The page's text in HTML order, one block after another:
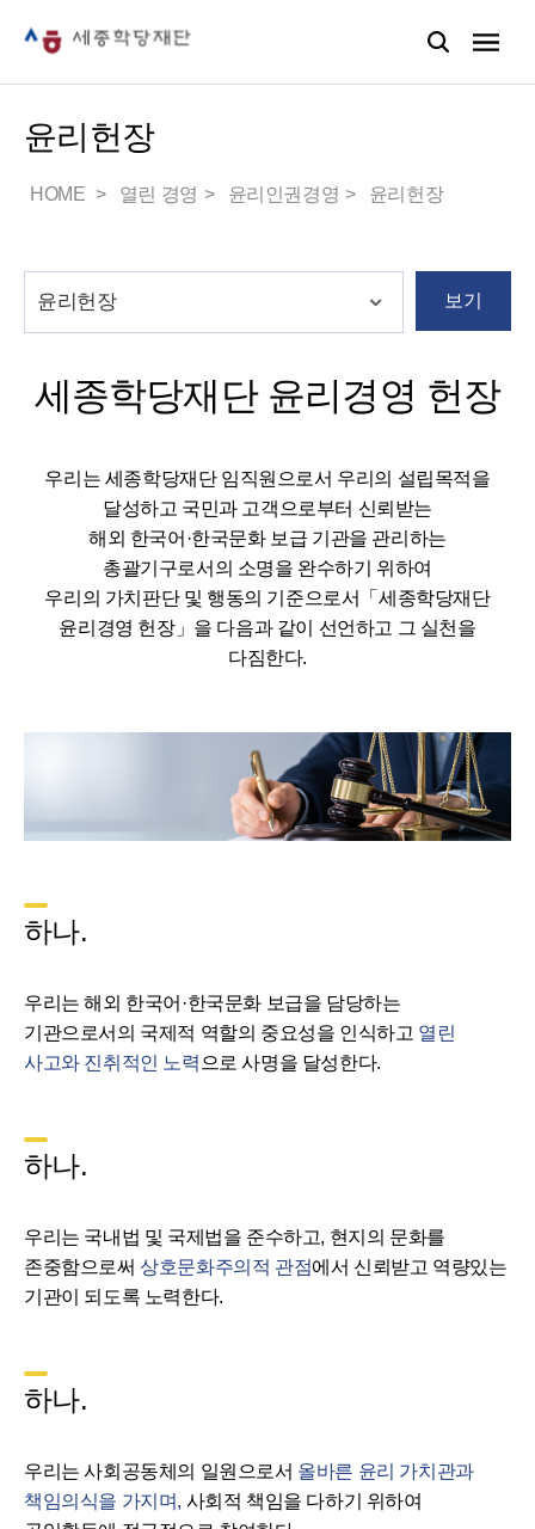
윤리헌장
HOME 열린 경영 윤리인권경영 윤리헌장
보기
세종학당재단 윤리경영 헌장
우리는 세종학당재단 임직원으로서 우리의 설립목적을
달성하고 국민과 고객으로부터 신뢰받는
해외 한국어·한국문화 보급 기관을 관리하는
총괄기구로서의 소명을 완수하기 위하여
우리의 가치판단 및 행동의 기준으로서「세종학당재단
윤리경영 헌장」을 다음과 같이 선언하고 그 실천을
다짐한다.
하나.
우리는 해외 한국어·한국문화 보급을 담당하는
기관으로서의 국제적 역할의 중요성을 인식하고 열린
사고와 진취적인 노력 으로 사명을 달성한다.
하나.
우리는 국내법 및 국제법을 준수하고, 현지의 문화를
존중함으로써상호문화주의적 관점에서 신뢰받고 역량있는
기관이 되도록 노력한다.
하나.
우리는 사회공동체의 일원으로서 올바른 윤리 가치관과
책임의식을 가지며, 사회적 책임을 다하기 위하여